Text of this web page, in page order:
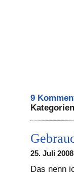
9
25. Juli
Das nenn